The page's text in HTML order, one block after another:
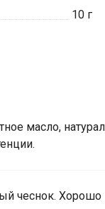
10г
масло,
чеснок.